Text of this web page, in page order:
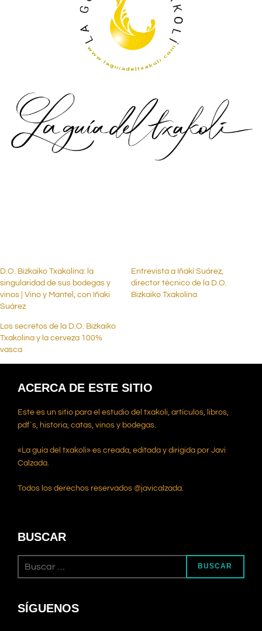
D.O. Bizkaiko Txakolina: la
singularidad de sus bodegas y
vinos | Vino y Mantel, con Iñaki
Suárez
Entrevista a Iñaki Suárez,
director técnico de la D.O.
Bizkaiko Txakolina
Los secretos de la D.O. Bizkaiko
Txakolina y la cerveza 100%
vasca
ACERCA DE ESTE SITIO
Este es un sitio para el estudio del txakoli, artículos, libros,
pdf`s, historia, catas, vinos y bodegas.
«La guía del txakoli» es creada, editada y dirigida por Javi
Calzada.
Todos los derechos reservados @javicalzada.
BUSCAR
BUSCAR
SÍGUENOS